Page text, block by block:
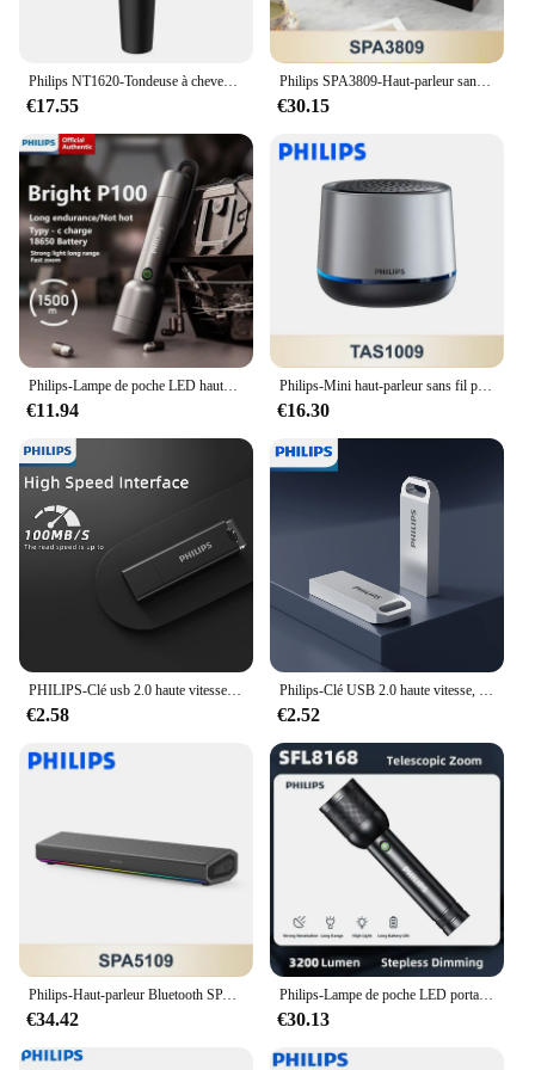
Philips NT1620-Tondeuse à cheveux antarctiques pour hommes, rasoir et coupe électrique, tondeuse lavable pour tout le corps
€17.55
Philips SPA3809-Haut-parleur sans fil Bluetooth 5.3, petit haut-parleur de bureau portable, caisson de basses, bouton de contrôle, affichage de l'heure, audio
€30.15
€11.94
Philips-Mini haut-parleur sans fil portable TAS1009, Bluetooth 5.3, petit haut-parleur, HiFi, stéréo, boîte vocale, 1200mAh, longue veille, nouveau
€16.30
€2.58 €2.52
Philips-Haut-parleur Bluetooth SPA5109, boîtier de haut-parleurs sans fil portables d'intérieur, HiFi, stéréo, lampe de escale RVB, lecteur de musique de fête
€34.42
Philips-Lampe de poche LED portable, lampes de poche lumineuses iniques, lampe de camping, randonnée en plein air, autodéfense, 3200 lumens, 1000m
€30.13